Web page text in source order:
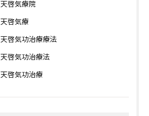
天啓気療院
天啓気療
天啓気功治療療法
天啓気功治療法
天啓気功治療